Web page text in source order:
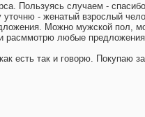
Пользуясь случаем -
- женатый взрослый
Можно мужской пол,
расммотрю любые предложения
есть так и говорю. Покупаю